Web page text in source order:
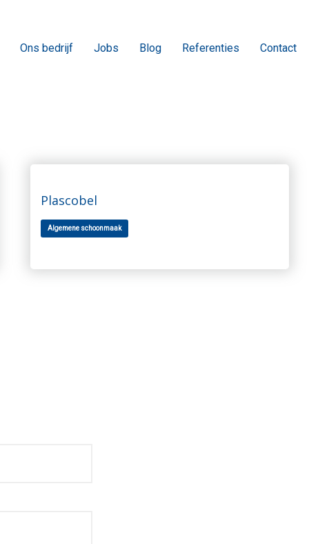
Ons bedrijf Jobs Blog Referenties Contact
Plascobel
Algemene schoonmaak